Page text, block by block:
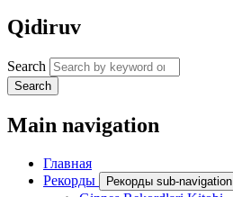
Qidiruv
Search
Search
Main navigation
Главная
Рекорды
Рекорды sub-navigation